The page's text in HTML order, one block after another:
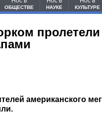
ОБЩЕСТВЕ НАУКЕ КУЛЬТУРЕ
пролетели
американского